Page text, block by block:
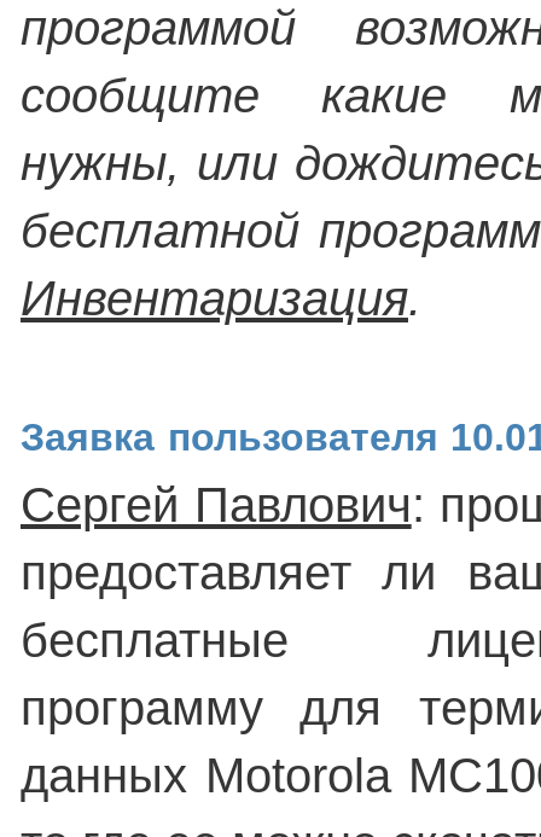
программой
сообщите какие
нужны, или
бесплатной
Инвентаризация.
Заявка пользователя
Сергей Павлович:
предоставляет ли
бесплатные
программу для
данных Motorola